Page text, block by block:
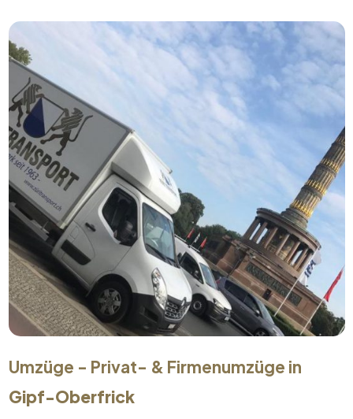
Umzüge - Privat- & Firmenumzüge in
Gipf-Oberfrick